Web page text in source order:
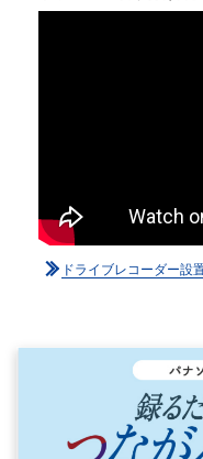
ドライブレコーダー設